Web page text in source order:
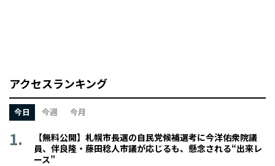
アクセスランキング
今日 今週 今月
【無料公開】札幌市長選の自民党候補選考に今洋佑衆院議
員、伴良隆・藤田稔人市議が応じるも、懸念される“出来レ
ース”